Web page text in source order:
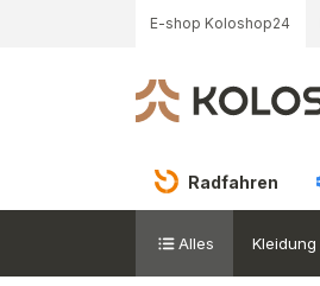
E-shop Koloshop24
Radfahren
Alles Kleidung